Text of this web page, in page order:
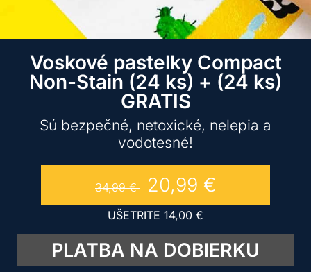
Voskové pastelky Compact
Non-Stain (24 ks) + (24 ks)
GRATIS
Sú bezpečné, netoxické, nelepia a
vodotesné!
34,99€ 20,99 €
UŠETRITE 14,00 €
PLATBA NA DOBIERKU